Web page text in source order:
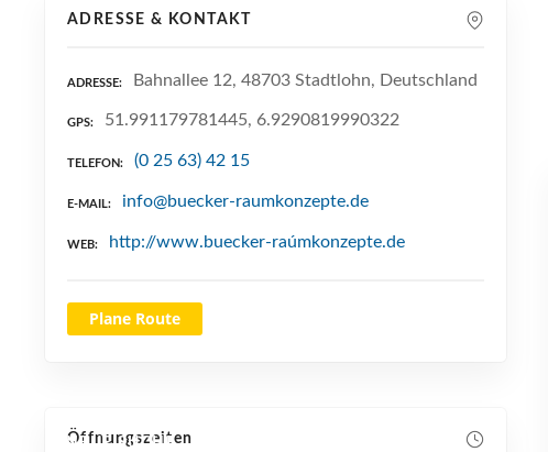
ADRESSE & KONTAKT
ADRESSE Bahnallee 12, 48703 Stadtlohn, Deutschland
GPS 51.991179781445, 6.9290819990322
TELEFON (0 25 63) 42 15
E-MAIL info@buecker-raumkonzepte.de
WEB http://www.buecker-raúmkonzepte.de
Plane Route
Öffnungszeiten
NEUE SUCHE